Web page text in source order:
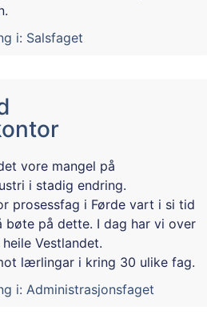
i: Salsfaget
vore mangel på
i stadig endring.
prosessfag i Førde vart i si tid
på dette. I dag har vi over
Vestlandet.
lærlingar i kring 30 ulike fag.
i: Administrasjonsfaget